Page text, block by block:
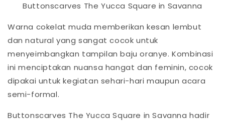
Buttonscarves The Yucca Square in Savanna
Warna cokelat muda memberikan kesan lembut
dan natural yang sangat cocok untuk
menyeimbangkan tampilan baju oranye. Kombinasi
ini menciptakan nuansa hangat dan feminin, cocok
dipakai untuk kegiatan sehari-hari maupun acara
semi-formal.
Buttonscarves The Yucca Square in Savanna hadir